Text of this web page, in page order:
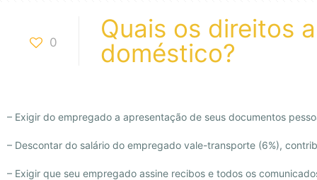
0
Quais os direitos
doméstico?
– Exigir do empregado a apresentação de seus documentos
– Descontar do salário do empregado vale-transporte (6%),
– Exigir que seu empregado assine recibos e todos os